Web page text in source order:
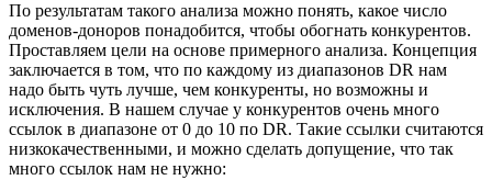
По результатам такого анализа можно понять, какое число
доменов-доноров понадобится, чтобы обогнать конкурентов.
Проставляем цели на основе примерного анализа. Концепция
заключается в том, что по каждому из диапазонов DR нам
надо быть чуть лучше, чем конкуренты, но возможны и
исключения. В нашем случае у конкурентов очень много
ссылок в диапазоне от 0 до 10 по DR. Такие ссылки считаются
низкокачественными, и можно сделать допущение, что так
много ссылок нам не нужно: